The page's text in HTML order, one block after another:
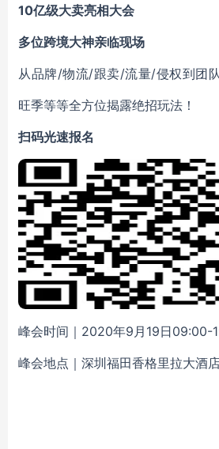
10亿级大卖亮相大会
多位跨境大神亲临现场
从品牌/物流/跟卖/流量/侵权到团
旺季等等全方位揭露绝招玩法！
扫码光速报名
峰会时间 ｜ 2020年9月19日09:00-
峰会地点 ｜ 深圳福田香格里拉大酒